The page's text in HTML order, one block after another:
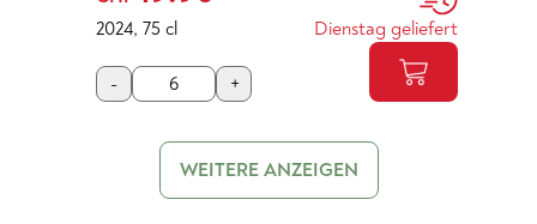
2024, 75 cl Dienstag geliefert
- +
WEITERE ANZEIGEN